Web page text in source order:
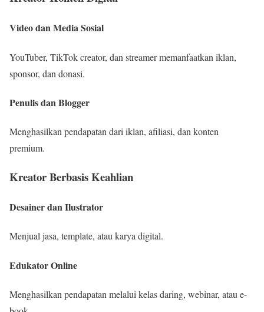
Video dan Media Sosial
YouTuber, TikTok creator, dan streamer memanfaatkan iklan,
sponsor, dan donasi.
Penulis dan Blogger
Menghasilkan pendapatan dari iklan, afiliasi, dan konten
premium.
Kreator Berbasis Keahlian
Desainer dan Ilustrator
Menjual jasa, template, atau karya digital.
Edukator Online
Menghasilkan pendapatan melalui kelas daring, webinar, atau e-